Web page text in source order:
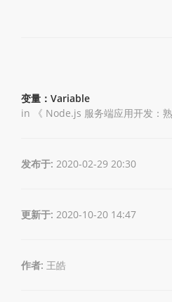
变量：Variable
in 《 Node.js 服务端应用开发：
发布于: 2020-02-29 20:30
更新于: 2020-10-20 14:47
作者: 王皓